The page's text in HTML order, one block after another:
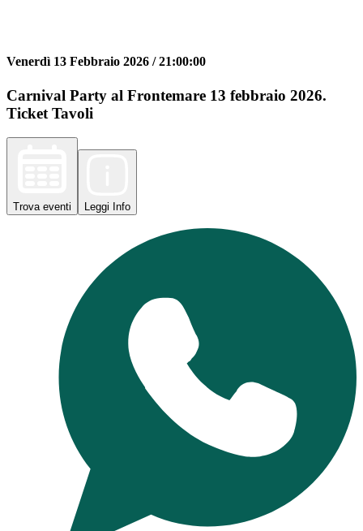
Venerdì 13 Febbraio 2026 /21:00:00
Carnival Party al Frontemare 13 febbraio 2026.
Ticket Tavoli
Trova eventi Leggi Info